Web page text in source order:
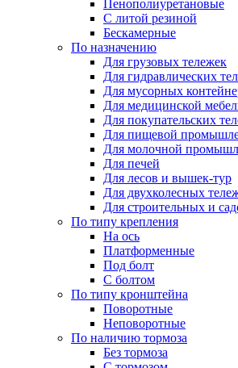
Пенополиуретановые
С литой резиной
Бескамерные
По назначению
Для грузовых тележек
Для гидравлических
Для мусорных
Для медицинской
Для покупательских
Для пищевой
Для молочной
Для печей
Для лесов и вышек-тур
Для двухколесных
Для строительных и
По типу крепления
На ось
Платформенные
Под болт
С болтом
По типу кронштейна
Поворотные
Неповоротные
По наличию тормоза
Без тормоза